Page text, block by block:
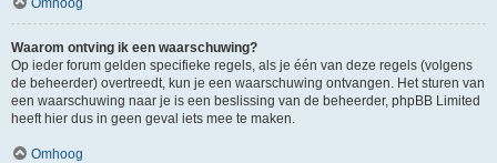
Omhoog
Waarom ontving ik een waarschuwing?
Op ieder forum gelden specifieke regels, als je één van deze regels (volgens
de beheerder) overtreedt, kun je een waarschuwing ontvangen. Het sturen van
een waarschuwing naar je is een beslissing van de beheerder, phpBB Limited
heeft hier dus in geen geval iets mee te maken.
Omhoog